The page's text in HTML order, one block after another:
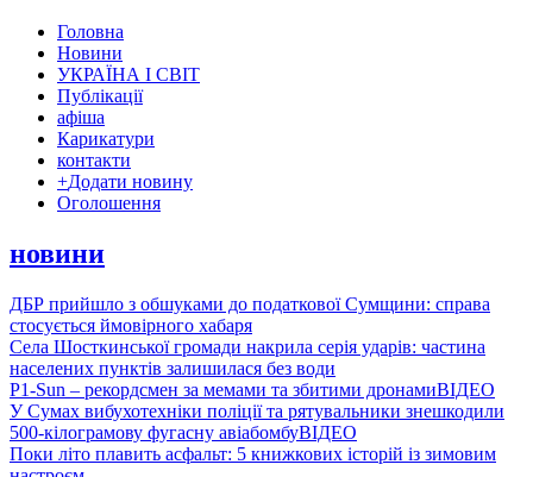
Головна
Новини
УКРАЇНА І СВІТ
Публікації
афіша
Карикатури
контакти
+Додати новину
Оголошення
новини
ДБР прийшло з обшуками до податкової Сумщини: справа
стосується ймовірного хабаря
Села Шосткинської громади накрила серія ударів: частина
населених пунктів залишилася без води
P1-Sun – рекордсмен за мемами та збитими дронамиВІДЕО
У Сумах вибухотехніки поліції та рятувальники знешкодили
500-кілограмову фугасну авіабомбуВІДЕО
Поки літо плавить асфальт: 5 книжкових історій із зимовим